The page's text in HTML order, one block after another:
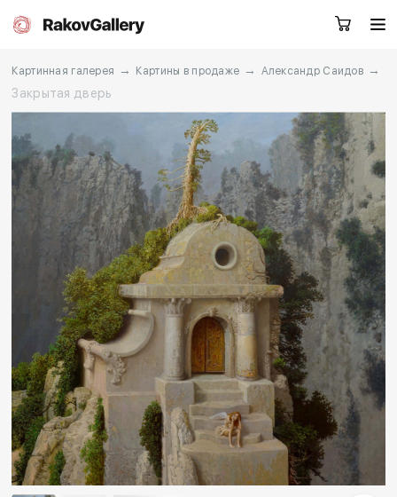
RU EN CN
Каталог Художники
Услуги
События Контакты
Другие проекты
Rakov
baget
Rakov
special
Заказать звонок
Картинная галерея → Картины в продаже → Александр Саидов →
Закрытая дверь